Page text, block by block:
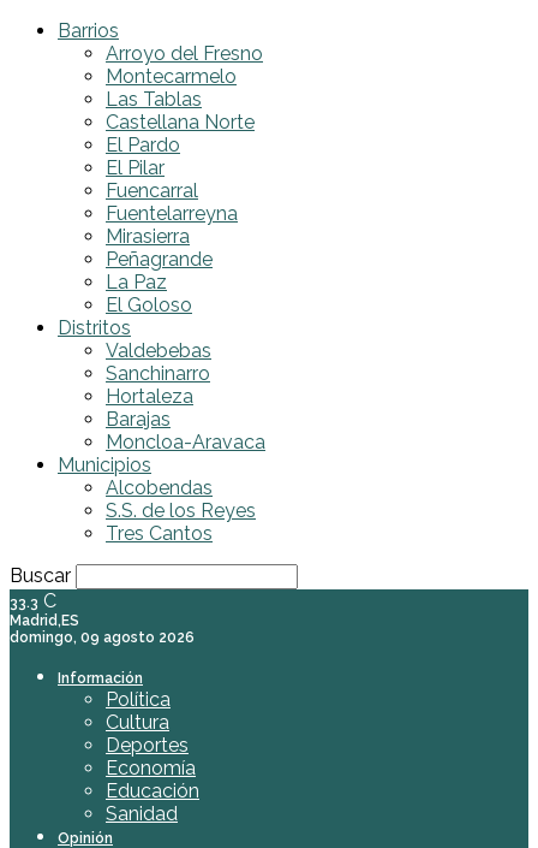
Barrios
Arroyo del Fresno
Montecarmelo
Las Tablas
Castellana Norte
El Pardo
El Pilar
Fuencarral
Fuentelarreyna
Mirasierra
Peñagrande
La Paz
El Goloso
Distritos
Valdebebas
Sanchinarro
Hortaleza
Barajas
Moncloa-Aravaca
Municipios
Alcobendas
S.S. de los Reyes
Tres Cantos
Buscar
33.3 C
Madrid,ES
domingo, 09 agosto 2026
Información
Política
Cultura
Deportes
Economía
Educación
Sanidad
Opinión